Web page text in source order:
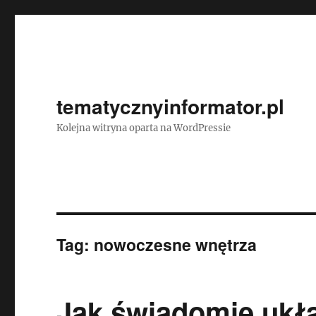
tematycznyinformator.pl
Kolejna witryna oparta na WordPressie
Tag: nowoczesne wnętrza